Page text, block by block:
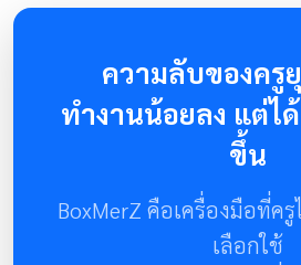
ความลับของครู
ทำงานน้อยลง แต่ไ
ขึ้น
BoxMerZ คือเครื่องมือที่ค
เลือกใช้